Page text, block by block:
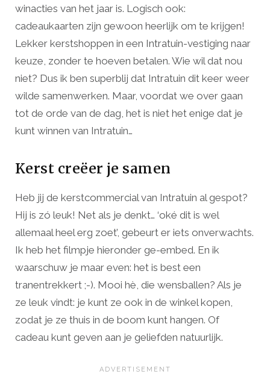
winacties van het jaar is. Logisch ook:
cadeaukaarten zijn gewoon heerlijk om te krijgen!
Lekker kerstshoppen in een Intratuin-vestiging naar
keuze, zonder te hoeven betalen. Wie wil dat nou
niet? Dus ik ben superblij dat Intratuin dit keer weer
wilde samenwerken. Maar, voordat we over gaan
tot de orde van de dag, het is niet het enige dat je
kunt winnen van Intratuin…
Kerst creëer je samen
Heb jij de kerstcommercial van Intratuin al gespot?
Hij is zó leuk! Net als je denkt… ‘oké dit is wel
allemaal heel erg zoet’, gebeurt er iets onverwachts.
Ik heb het filmpje hieronder ge-embed. En ik
waarschuw je maar even: het is best een
tranentrekkert ;-). Mooi hè, die wensballen? Als je
ze leuk vindt: je kunt ze ook in de winkel kopen,
zodat je ze thuis in de boom kunt hangen. Of
cadeau kunt geven aan je geliefden natuurlijk.